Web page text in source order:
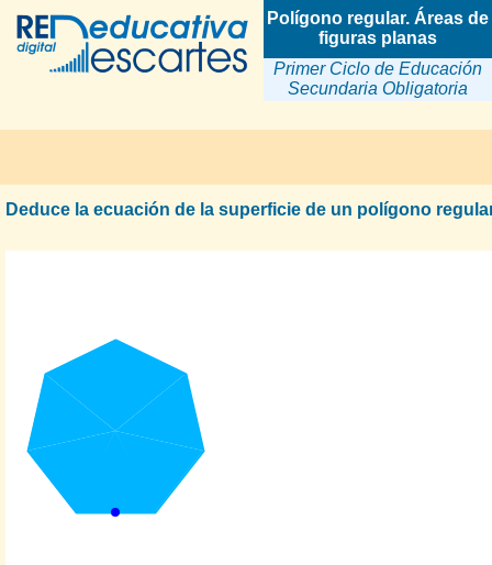
Polígono regular. Áreas de
figuras planas
Primer Ciclo de Educación
Secundaria Obligatoria
Deduce la ecuación de la superficie de un polígono